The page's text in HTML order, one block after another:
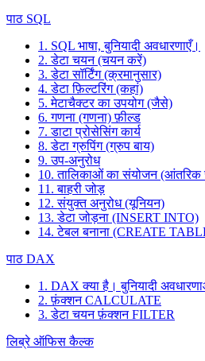
पाठ SQL
1. SQL भाषा, बुनियादी अवधारणाएँ।
2. डेटा चयन (चयन करें)
3. डेटा सॉर्टिंग (क्रमानुसार)
4. डेटा फ़िल्टरिंग (कहां)
5. मेटाचैक्टर का उपयोग (जैसे)
6. गणना (गणना) फ़ील्ड
7. डाटा प्रोसेसिंग कार्य
8. डेटा ग्रुपिंग (ग्रुप बाय)
9. उप-अनुरोध
10. तालिकाओं का संयोजन (आंतरिक
11. बाहरी जोड़
12. संयुक्त अनुरोध (यूनियन)
13. डेटा जोड़ना (INSERT INTO)
14. टेबल बनाना (CREATE
पाठ DAX
1. DAX क्या है। बुनियादी
2. फ़ंक्शन CALCULATE
3. डेटा चयन फ़ंक्शन FILTER
लिब्रे ऑफिस कैल्क